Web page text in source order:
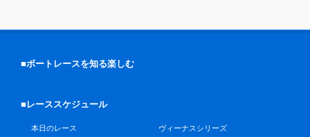
■ボートレースを知る楽しむ
■レーススケジュール
本日のレース
ヴィーナスシリーズ